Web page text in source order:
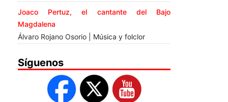
Joaco Pertuz, el cantante del Bajo
Magdalena
Álvaro Rojano Osorio | Música y folclor
Síguenos